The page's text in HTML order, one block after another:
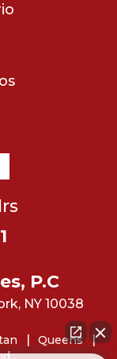
P.C
NY 10038
Queens